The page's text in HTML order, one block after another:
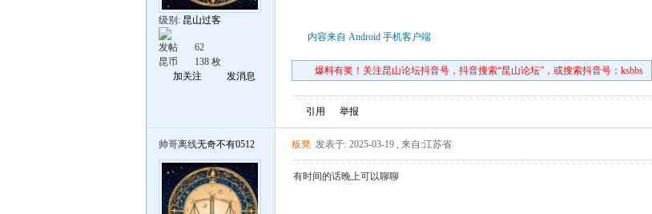
级别: 昆山过客
发帖
62
昆币
138 枚
加关注
发消息
内容来自 Android 手机客户端
爆料有奖！关注昆山论坛抖音号，抖音搜索“昆山论坛”，或搜索抖音号：ksbbs
引用 举报
帅哥离线无奇不有0512 板凳 发表于: 2025-03-19 , 来自:江苏省
有时间的话晚上可以聊聊